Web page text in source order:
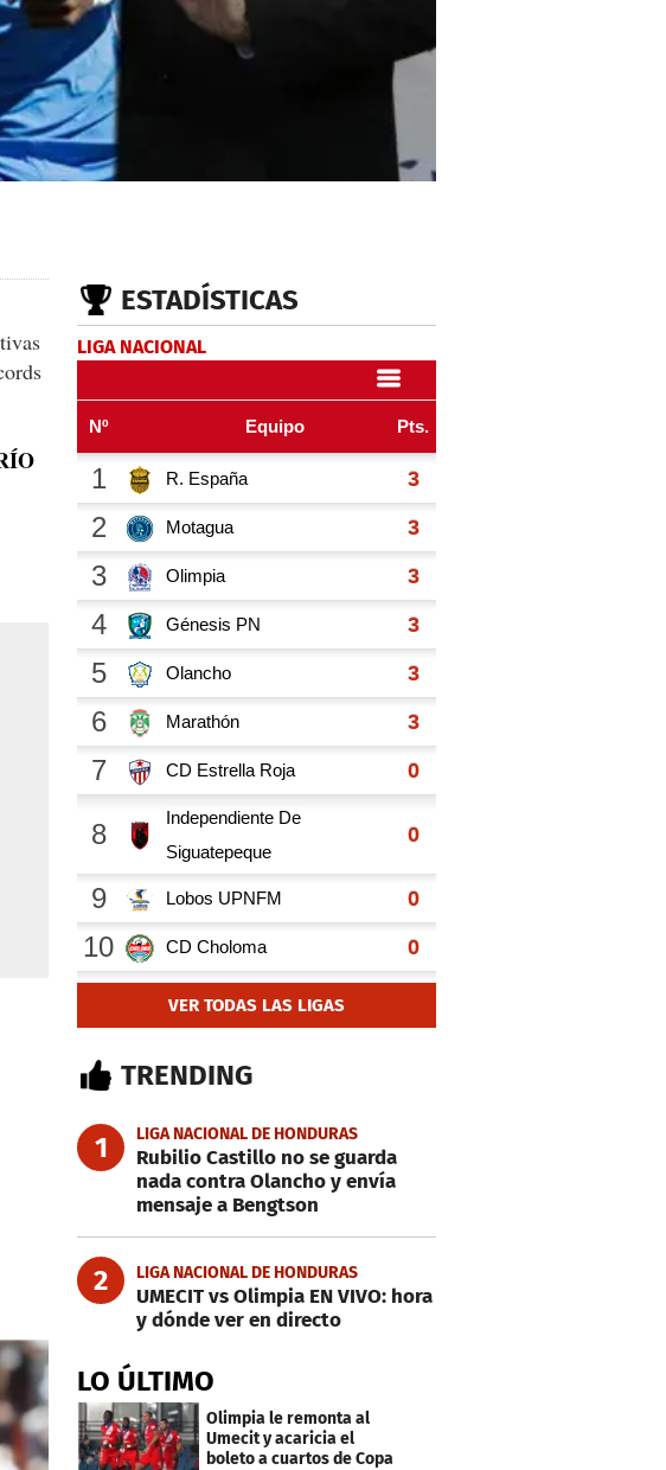
ESTADÍSTICAS
LIGA NACIONAL
VER TODAS LAS LIGAS
TRENDING
1 LIGA NACIONAL DE HONDURAS
Rubilio Castillo no se guarda
nada contra Olancho y envía
mensaje a Bengtson
2 LIGA NACIONAL DE HONDURAS
UMECIT vs Olimpia EN VIVO: hora
y dónde ver en directo
LO ÚLTIMO
Olimpia le remonta al
Umecit y acaricia el
boleto a cuartos de Copa